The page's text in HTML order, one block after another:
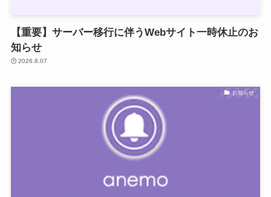
【重要】サーバー移行に伴うWebサイト一時休止のお
知らせ
2026.8.07
お知らせ